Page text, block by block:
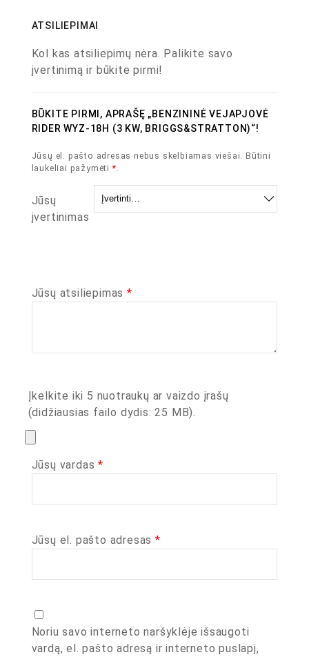
ATSILIEPIMAI
Kol kas atsiliepimų nėra. Palikite savo
įvertinimą ir būkite pirmi!
BŪKITE PIRMI, APRAŠĘ „BENZININĖ VEJAPJOVĖ
RIDER WYZ-18H (3 KW, BRIGGS&STRATTON)“!
Jūsų el. pašto adresas nebus skelbiamas viešai. Būtini
laukeliai pažymėti *
Jūsų
įvertinimas
Jūsų atsiliepimas *
Įkelkite iki 5 nuotraukų ar vaizdo įrašų
(didžiausias failo dydis: 25 MB).
Jūsų vardas*
Jūsų el. pašto adresas *
Noriu savo interneto naršyklėje išsaugoti
vardą, el. pašto adresą ir interneto puslapį,